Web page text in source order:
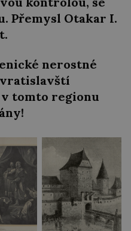
Přemysl Otakar I.
nerostné
tomto regionu